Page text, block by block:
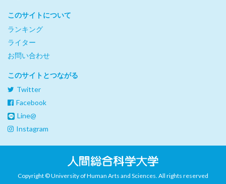
このサイトについて
ランキング
ライター
お問い合わせ
このサイトとつながる
Twitter
Facebook
Line@
Instagram
Copyright © University of Human Arts and Sciences. All rights reserved